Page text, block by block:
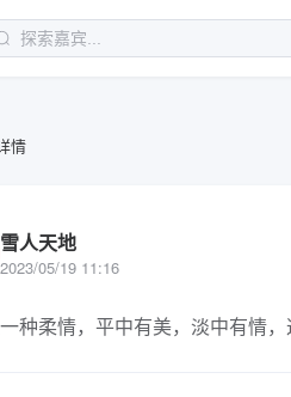
情
雪人天地
2023/05/19 11:16
种柔情，平中有美，淡中有情